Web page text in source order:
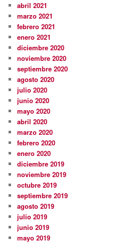
abril 2021
marzo 2021
febrero 2021
enero 2021
diciembre 2020
noviembre 2020
septiembre 2020
agosto 2020
julio 2020
junio 2020
mayo 2020
abril 2020
marzo 2020
febrero 2020
enero 2020
diciembre 2019
noviembre 2019
octubre 2019
septiembre 2019
agosto 2019
julio 2019
junio 2019
mayo 2019